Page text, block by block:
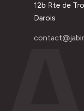
12b Rte de
Darois